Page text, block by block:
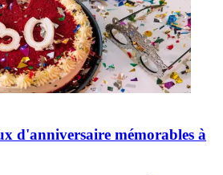
d'anniversaire mémorables à